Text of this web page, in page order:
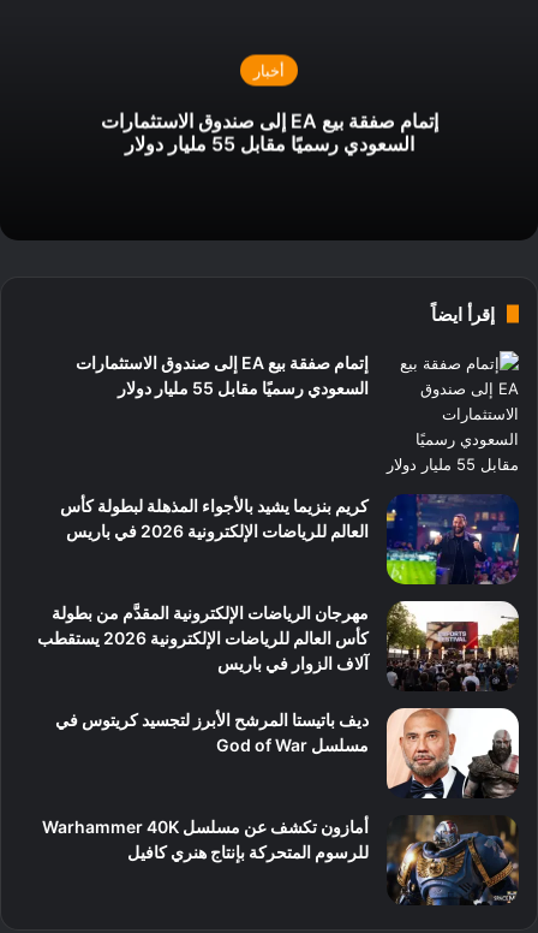
أخبار
إتمام صفقة بيع EA إلى صندوق الاستثمارات
السعودي رسميًا مقابل 55 مليار دولار
إقرأ ايضاً
إتمام صفقة بيع EA إلى صندوق الاستثمارات
السعودي رسميًا مقابل 55 مليار دولار
كريم بنزيما يشيد بالأجواء المذهلة لبطولة كأس
العالم للرياضات الإلكترونية 2026 في باريس
مهرجان الرياضات الإلكترونية المقدَّم من بطولة
كأس العالم للرياضات الإلكترونية 2026 يستقطب
آلاف الزوار في باريس
ديف باتيستا المرشح الأبرز لتجسيد كريتوس في
مسلسل God of War
أمازون تكشف عن مسلسل Warhammer 40K
للرسوم المتحركة بإنتاج هنري كافيل